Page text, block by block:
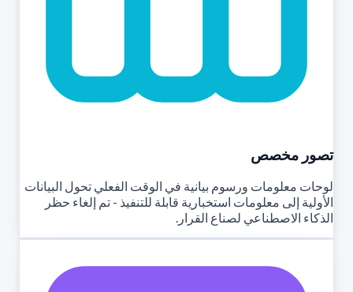
تصور مخصص
لوحات معلومات ورسوم بيانية في الوقت الفعلي تحول البيانات
الأولية إلى معلومات استخبارية قابلة للتنفيذ - تم إلغاء حظر
الذكاء الاصطناعي لصناع القرار.